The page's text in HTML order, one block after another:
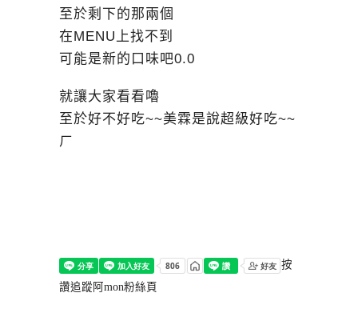
至於剩下的那兩個
在MENU上找不到
可能是新的口味吧0.0
就讓大家看看嚕
至於好不好吃~~美霖是說超級好吃~~
ㄏ
按
讚追蹤阿mon粉絲頁